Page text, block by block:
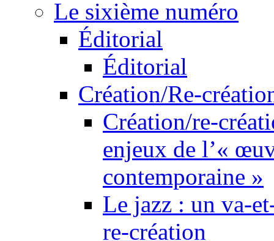
Le sixième numéro
Éditorial
Éditorial
Création/Re-
Création/re-
enjeux de l’«
contemporaine »
Le jazz : un va-
re-création